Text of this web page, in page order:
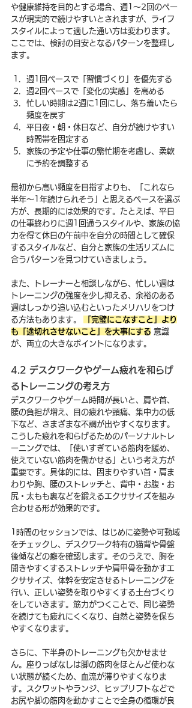
や健康維持を目的とする場合、週1〜2回のペー
スが現実的で続けやすいとされますが、ライフ
スタイルによって適した通い方は変わります。
ここでは、検討の目安となるパターンを整理し
ます。
週1回ペースで「習慣づくり」を優先する
週2回ペースで「変化の実感」を高める
忙しい時期は2週に1回にし、落ち着いたら
頻度を戻す
平日夜・朝・休日など、自分が続けやすい
時間帯を固定する
家族の予定や仕事の繁忙期を考慮し、柔軟
に予約を調整する
最初から高い頻度を目指すよりも、「これなら
半年〜1年続けられそう」と思えるペースを選ぶ
方が、長期的には効果的です。たとえば、平日
の仕事終わりに週1回通うスタイルや、家族の協
力を得て休日の午前中を自分の時間として確保
するスタイルなど、自分と家族の生活リズムに
合うパターンを見つけていきましょう。
また、トレーナーと相談しながら、忙しい週は
トレーニングの強度を少し抑える、余裕のある
週はしっかり追い込むといったメリハリをつけ
る方法もあります。
「完璧にこなすこと」より
も「途切れさせないこと」を大事にする 意識
が、両立の大きなポイントになります。
4.2 デスクワークやゲーム疲れを和らげ
るトレーニングの考え方
デスクワークやゲーム時間が長いと、肩や首、
腰の負担が増え、目の疲れや頭痛、集中力の低
下など、さまざまな不調が出やすくなります。
こうした疲れを和らげるためのパーソナルトレ
ーニングでは、「使いすぎている筋肉を緩め、
使えていない筋肉を働かせる」という考え方が
重要です。具体的には、固まりやすい首・肩ま
わりや胸、腰のストレッチと、背中・お腹・お
尻・太もも裏などを鍛えるエクササイズを組み
合わせる形が効果的です。
1時間のセッションでは、はじめに姿勢や可動域
をチェックし、デスクワーク特有の猫背や骨盤
後傾などの癖を確認します。そのうえで、胸を
開きやすくするストレッチや肩甲骨を動かすエ
クササイズ、体幹を安定させるトレーニングを
行い、正しい姿勢を取りやすくする土台づくり
をしていきます。筋力がつくことで、同じ姿勢
を続けても疲れにくくなり、自然と姿勢を保ち
やすくなります。
さらに、下半身のトレーニングも欠かせませ
ん。座りっぱなしは脚の筋肉をほとんど使わな
い状態が続くため、血流が滞りやすくなりま
す。スクワットやランジ、ヒップリフトなどで
お尻や脚の筋肉を動かすことで全身の循環が良